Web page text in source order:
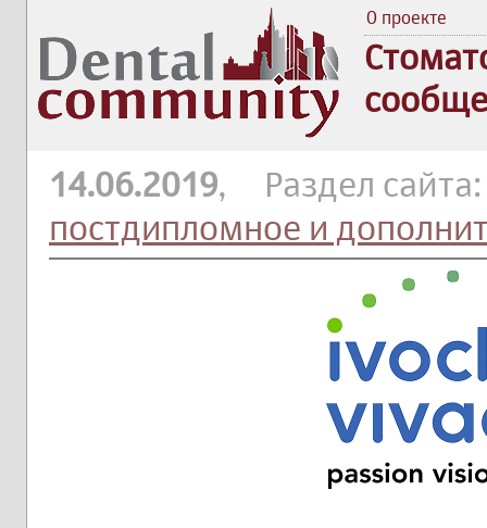
О проекте
14.06.2019, Раздел
постдипломное и